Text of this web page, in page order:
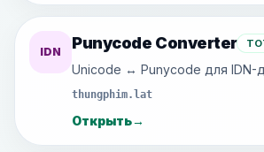
IDN Punycode Converter
Unicode ↔ Punycode для IDN-
thungphim.lat
Открыть→